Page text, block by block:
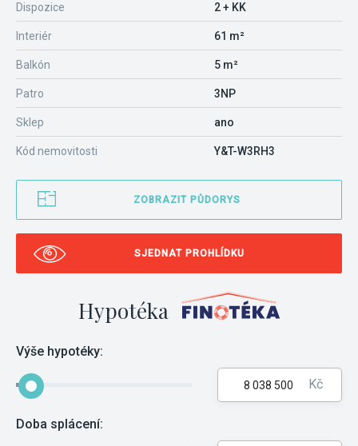
Dispozice 2 + KK
Interiér 61 m²
Balkón 5 m²
Patro 3NP
Sklep ano
Kód nemovitosti Y&T-W3RH3
ZOBRAZIT PŮDORYS
SJEDNAT PROHLÍDKU
Hypotéka
Výše hypotéky:
Kč
Doba splácení: